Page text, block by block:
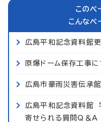
このペ
こんなペ
広島平和記念資料館
原爆ドーム保存工事に
広島市豪雨災害伝承館
広島平和記念資料館
寄せられる質問Q＆A